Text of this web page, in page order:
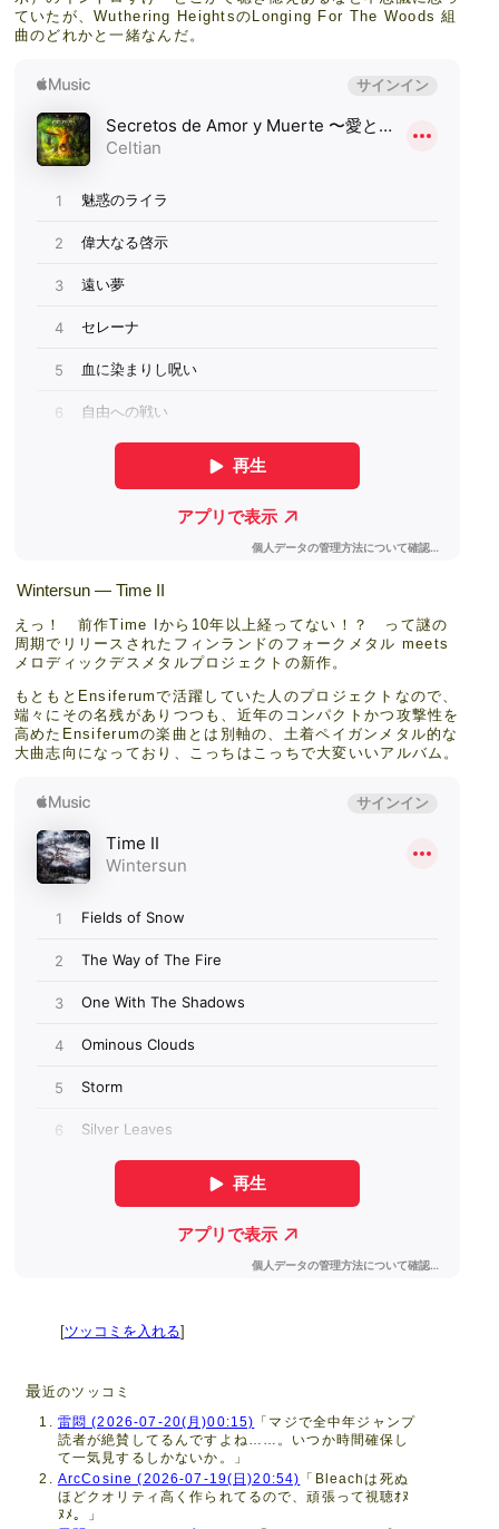
ていたが、Wuthering HeightsのLonging For The Woods 組
曲のどれかと一緒なんだ。
Wintersun — Time II
えっ！ 前作Time Iから10年以上経ってない！？ って謎の
周期でリリースされたフィンランドのフォークメタル meets
メロディックデスメタルプロジェクトの新作。
もともとEnsiferumで活躍していた人のプロジェクトなので、
端々にその名残がありつつも、近年のコンパクトかつ攻撃性を
高めたEnsiferumの楽曲とは別軸の、土着ペイガンメタル的な
大曲志向になっており、こっちはこっちで大変いいアルバム。
[ツッコミを入れる]
最近のツッコミ
雷悶 (2026-07-20(月)00:15)
「マジで全中年ジャンプ
読者が絶賛してるんですよね……。いつか時間確保し
て一気見するしかないか。」
ArcCosine (2026-07-19(日)20:54)
「Bleachは死ぬ
ほどクオリティ高く作られてるので、頑張って視聴ｵﾇ
ﾇﾒ。」